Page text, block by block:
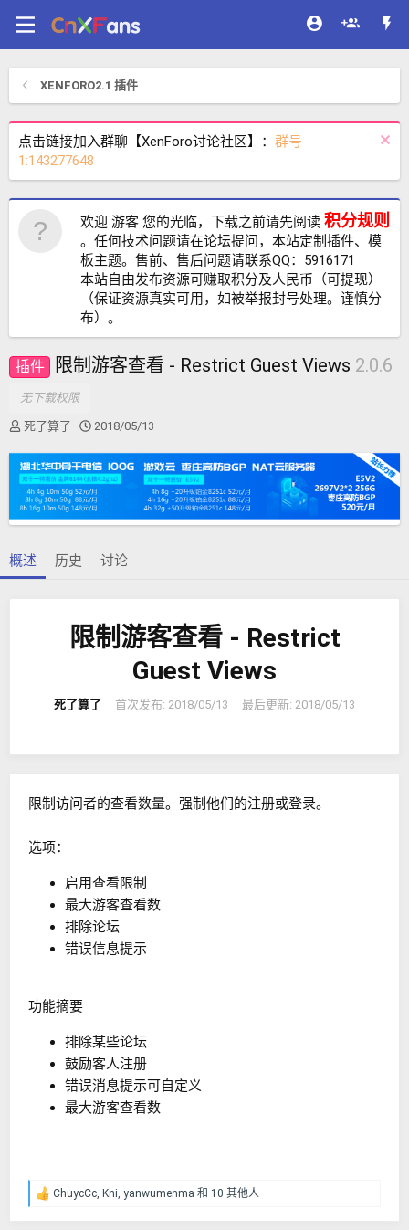
XENFORO2.1 插件
点击链接加入群聊【XenForo讨论社区】： 群号
1:143277648
欢迎 游客 您的光临，下载之前请先阅读 积分规则
。任何技术问题请在论坛提问，本站定制插件、模
板主题。售前、售后问题请联系QQ：5916171
本站自由发布资源可赚取积分及人民币（可提现）
（保证资源真实可用，如被举报封号处理。谨慎分
布）。
插件 限制游客查看 - Restrict Guest Views 2.0.6
无下载权限
作
死了算了
创
日
期
2018/05/13
概述 历史 讨论
限制游客查看 - Restrict
Guest Views
死了算了 首次发布: 2018/05/13 最后更新: 2018/05/13
限制访问者的查看数量。强制他们的注册或登录。
选项：
启用查看限制
最大游客查看数
排除论坛
错误信息提示
功能摘要
排除某些论坛
鼓励客人注册
错误消息提示可自定义
最大游客查看数
反 ChuycCc Kni yanwumenma 和 10 其他人